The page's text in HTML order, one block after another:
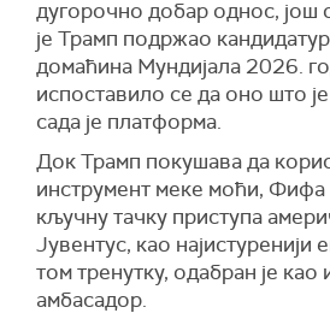
дугорочно добар однос, још
је Трамп подржао
домаћина Мундијала 2026.
испоставило се да оно што
сада је платформа.
Док Трамп покушава да
инструмент меке моћи, Фифа
кључну тачку приступа
Јувентус, као најистуренији
том тренутку, одабран је као
амбасадор.